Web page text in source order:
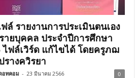
ล์ รายงานการประเมินตนเอง
ายบุคคล ประจำปีการศึกษา
ไฟล์เวิร์ด แก้ไขได้ โดยครูภฌ
รางควิรยา
อทคอม - 23 มีนาคม 2566 0